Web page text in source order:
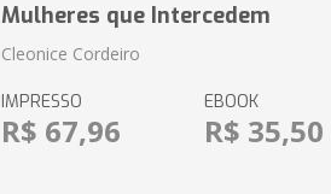
Mulheres que Intercedem
Cleonice Cordeiro
IMPRESSO
R$ 67,96
EBOOK
R$ 35,50